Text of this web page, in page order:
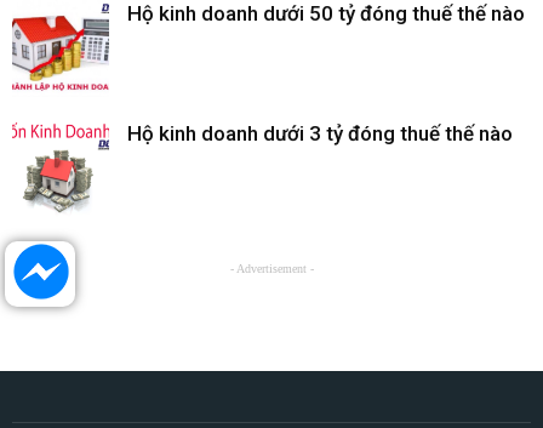
Hộ kinh doanh dưới 50 tỷ đóng thuế thế nào
Hộ kinh doanh dưới 3 tỷ đóng thuế thế nào
- Advertisement -